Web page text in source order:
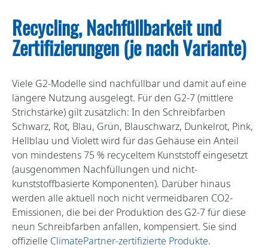
Recycling, Nachfüllbarkeit und
Zertifizierungen (je nach Variante)
Viele G2-Modelle sind nachfüllbar und damit auf eine
längere Nutzung ausgelegt. Für den G2-7 (mittlere
Strichstärke) gilt zusätzlich: In den Schreibfarben
Schwarz, Rot, Blau, Grün, Blauschwarz, Dunkelrot, Pink,
Hellblau und Violett wird für das Gehäuse ein Anteil
von mindestens 75 % recyceltem Kunststoff eingesetzt
(ausgenommen Nachfüllungen und nicht-
kunststoffbasierte Komponenten). Darüber hinaus
werden alle aktuell noch nicht vermeidbaren CO2-
Emissionen, die bei der Produktion des G2-7 für diese
neun Schreibfarben anfallen, kompensiert. Sie sind
offizielle ClimatePartner-zertifizierte Produkte.